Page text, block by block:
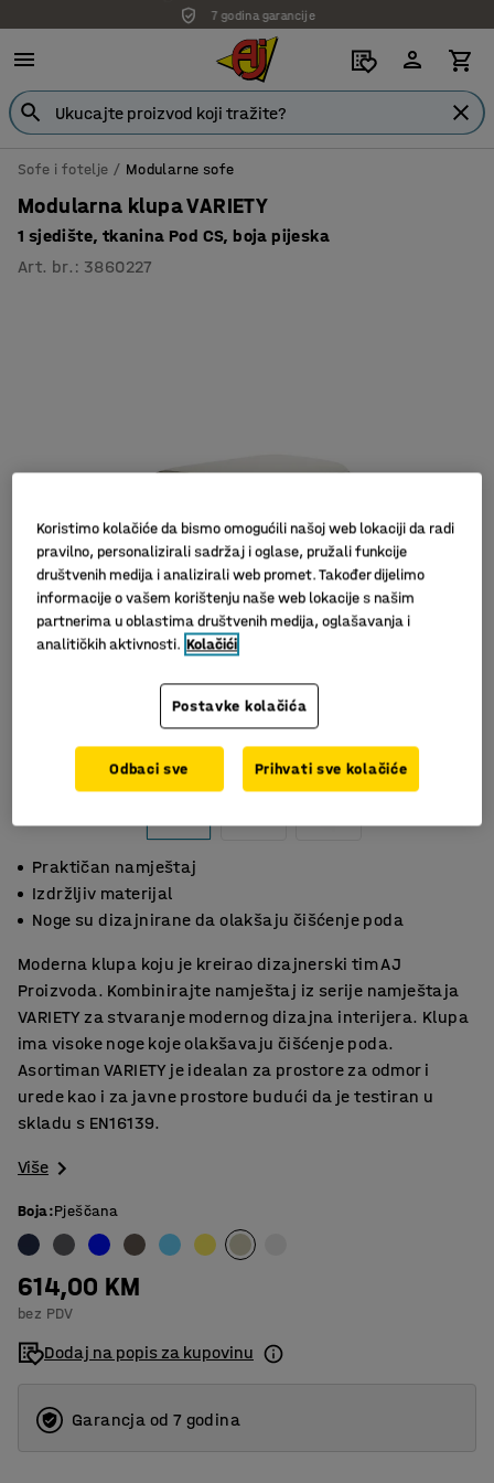
7 godina garancije
Sofe i fotelje Modularne sofe
Modularna klupa VARIETY
1 sjedište, tkanina Pod CS, boja pijeska
Art. br. : 3860227
Praktičan namještaj
Izdržljiv materijal
Noge su dizajnirane da olakšaju čišćenje poda
Moderna klupa koju je kreirao dizajnerski tim AJ
Proizvoda. Kombinirajte namještaj iz serije namještaja
VARIETY za stvaranje modernog dizajna interijera. Klupa
ima visoke noge koje olakšavaju čišćenje poda.
Asortiman VARIETY je idealan za prostore za odmor i
urede kao i za javne prostore budući da je testiran u
skladu s EN16139.
Više
Boja:Pješčana
614,00 KM
bez PDV
Dodaj na popis za kupovinu
Garancja od 7 godina
Koristimo kolačiće da bismo omogućili našoj web lokaciji da radi
pravilno, personalizirali sadržaj i oglase, pružali funkcije
društvenih medija i analizirali web promet. Također dijelimo
informacije o vašem korištenju naše web lokacije s našim
partnerima u oblastima društvenih medija, oglašavanja i
analitičkih aktivnosti. Kolačići
Postavke kolačića
Odbaci sve Prihvati sve kolačiće